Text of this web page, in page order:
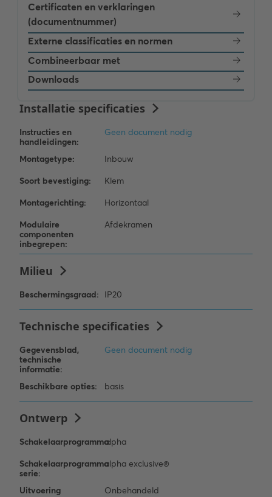
Certificaten en verklaringen
(documentnummer)
Externe classificaties en normen
Combineerbaar met
Downloads